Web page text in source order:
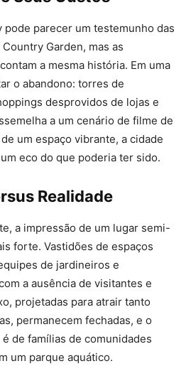
pode parecer um testemunho das
Garden, mas as
a mesma história. Em uma
o abandono: torres de
desprovidos de lojas e
a um cenário de filme de
um espaço vibrante, a cidade
eco do que poderia ter sido.
Realidade
a impressão de um lugar semi-
forte. Vastidões de espaços
de jardineiros e
a ausência de visitantes e
projetadas para atrair tanto
permanecem fechadas, e o
de famílias de comunidades
um parque aquático.